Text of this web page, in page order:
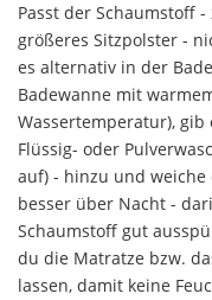
Passt der Schaumstoff
größeres Sitzpolster -
es alternativ in der
Badewanne mit
Wassertemperatur),
Flüssig- oder
auf) - hinzu und
besser über Nacht -
Schaumstoff gut
du die Matratze bzw.
lassen, damit keine